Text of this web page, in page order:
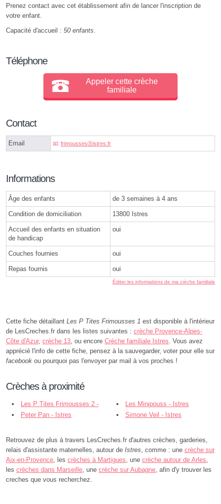
Prenez contact avec cet établissement afin de lancer l'inscription de
votre enfant.
Capacité d'accueil : 50 enfants
Téléphone
Appeler cette crèche
familiale
Contact
Email frimoussesⓐistres.fr
Informations
Âge des enfants de 3 semaines à 4 ans
Condition de domiciliation 13800 Istres
Accueil des enfants en situation
de handicap
oui
Couches fournies oui
Repas fournis oui
Éditer les informations de ma crèche familiale
Cette fiche détaillant Les P Tites Frimousses 1 est disponible à l'intérieur
de LesCreches.fr dans les listes suivantes : crèche Provence-Alpes-
Côte d'Azur, crèche 13 , ou encore Crèche familiale Istres . Vous avez
apprécié l'info de cette fiche, pensez à la sauvegarder, voter pour elle sur
facebook ou pourquoi pas l'envoyer par mail à vos proches !
Crèches à proximité
Les P Tites Frimousses 2 -
Istres
Les Minipouss - Istres
Peter Pan - Istres
Simone Veil - Istres
Retrouvez de plus à travers LesCreches.fr d'autres crèches, garderies,
relais d'assistante maternelles, autour de Istres , comme : une crèche sur
Aix-en-Provence , les crèches à Martigues , une crèche autour de Arles
les crèches dans Marseille , une crèche sur Aubagne , afin d'y trouver les
creches que vous recherchez.